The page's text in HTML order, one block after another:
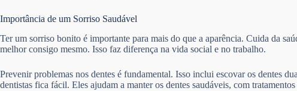
Importância de um Sorriso Saudável
Ter um sorriso bonito é importante para mais do que a aparência. Cuida da
melhor consigo mesmo. Isso faz diferença na vida social e no trabalho.
Prevenir problemas nos dentes é fundamental. Isso inclui escovar os dentes
dentistas fica fácil. Eles ajudam a manter os dentes saudáveis, com